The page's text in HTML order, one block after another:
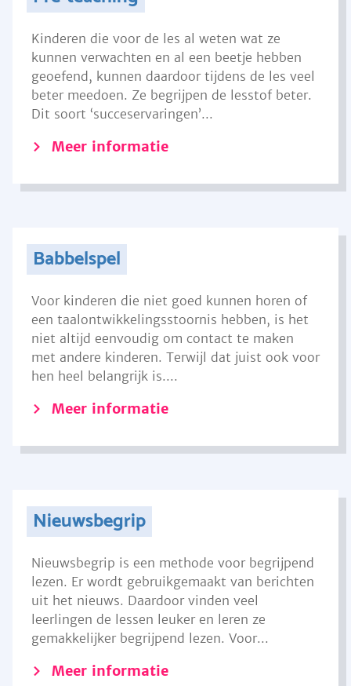
Kinderen die voor de les al weten wat ze
kunnen verwachten en al een beetje hebben
geoefend, kunnen daardoor tijdens de les veel
beter meedoen. Ze begrijpen de lesstof beter.
Dit soort ‘succeservaringen’...
Meer informatie
Babbelspel
Voor kinderen die niet goed kunnen horen of
een taalontwikkelingsstoornis hebben, is het
niet altijd eenvoudig om contact te maken
met andere kinderen. Terwijl dat juist ook voor
hen heel belangrijk is....
Meer informatie
Nieuwsbegrip
Nieuwsbegrip is een methode voor begrijpend
lezen. Er wordt gebruikgemaakt van berichten
uit het nieuws. Daardoor vinden veel
leerlingen de lessen leuker en leren ze
gemakkelijker begrijpend lezen. Voor...
Meer informatie